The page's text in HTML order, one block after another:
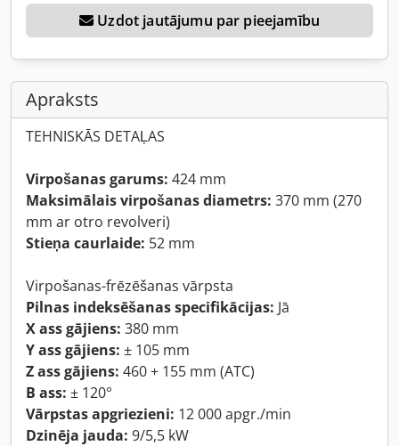
Uzdot jautājumu par pieejamību
Apraksts
TEHNISKĀS DETAĻAS
Virpošanas garums: 424 mm
Maksimālais virpošanas diametrs: 370 mm (270
mm ar otro revolveri)
Stieņa caurlaide: 52 mm
Virpošanas-frēzēšanas vārpsta
Pilnas indeksēšanas specifikācijas: Jā
X ass gājiens: 380 mm
Y ass gājiens: ± 105 mm
Z ass gājiens: 460 + 155 mm (ATC)
B ass: ± 120°
Vārpstas apgriezieni: 12 000 apgr./min
Dzinēja jauda: 9/5,5 kW